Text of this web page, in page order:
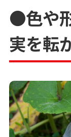
●色や
実を転